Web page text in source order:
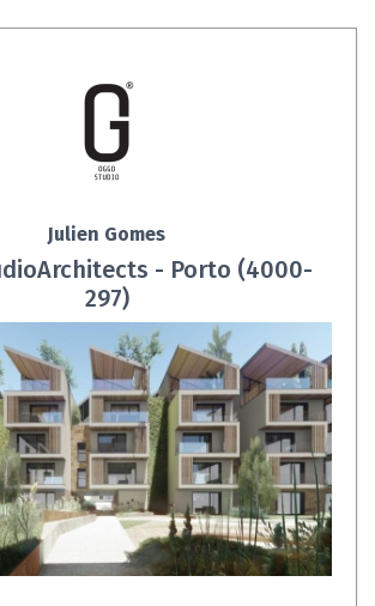
Julien Gomes
- Porto (4000-
297)